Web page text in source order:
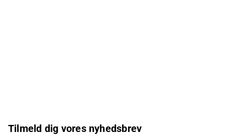
Tilmeld dig vores nyhedsbrev